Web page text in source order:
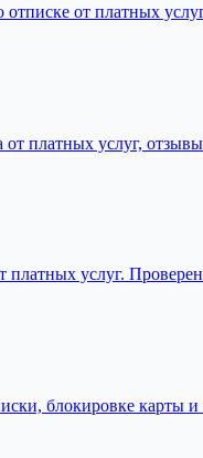
от платных
платных услуг,
услуг.
блокировке карты